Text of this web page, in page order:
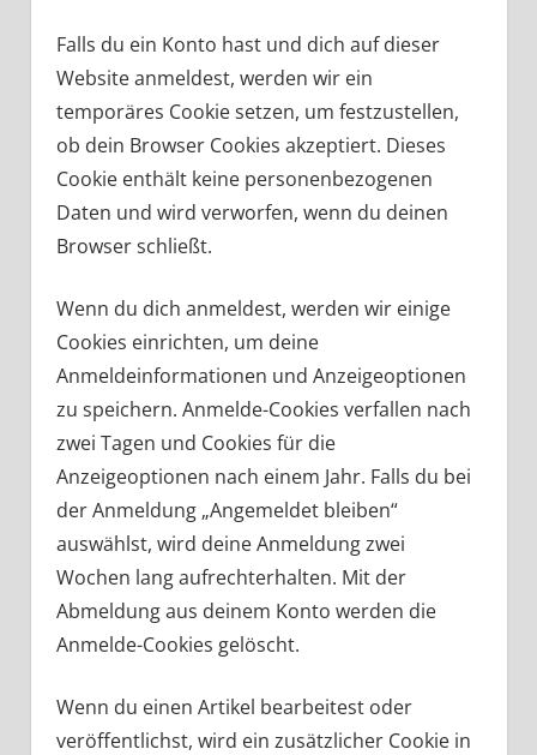
Falls du ein Konto hast und dich auf dieser
Website anmeldest, werden wir ein
temporäres Cookie setzen, um festzustellen,
ob dein Browser Cookies akzeptiert. Dieses
Cookie enthält keine personenbezogenen
Daten und wird verworfen, wenn du deinen
Browser schließt.
Wenn du dich anmeldest, werden wir einige
Cookies einrichten, um deine
Anmeldeinformationen und Anzeigeoptionen
zu speichern. Anmelde-Cookies verfallen nach
zwei Tagen und Cookies für die
Anzeigeoptionen nach einem Jahr. Falls du bei
der Anmeldung „Angemeldet bleiben“
auswählst, wird deine Anmeldung zwei
Wochen lang aufrechterhalten. Mit der
Abmeldung aus deinem Konto werden die
Anmelde-Cookies gelöscht.
Wenn du einen Artikel bearbeitest oder
veröffentlichst, wird ein zusätzlicher Cookie in